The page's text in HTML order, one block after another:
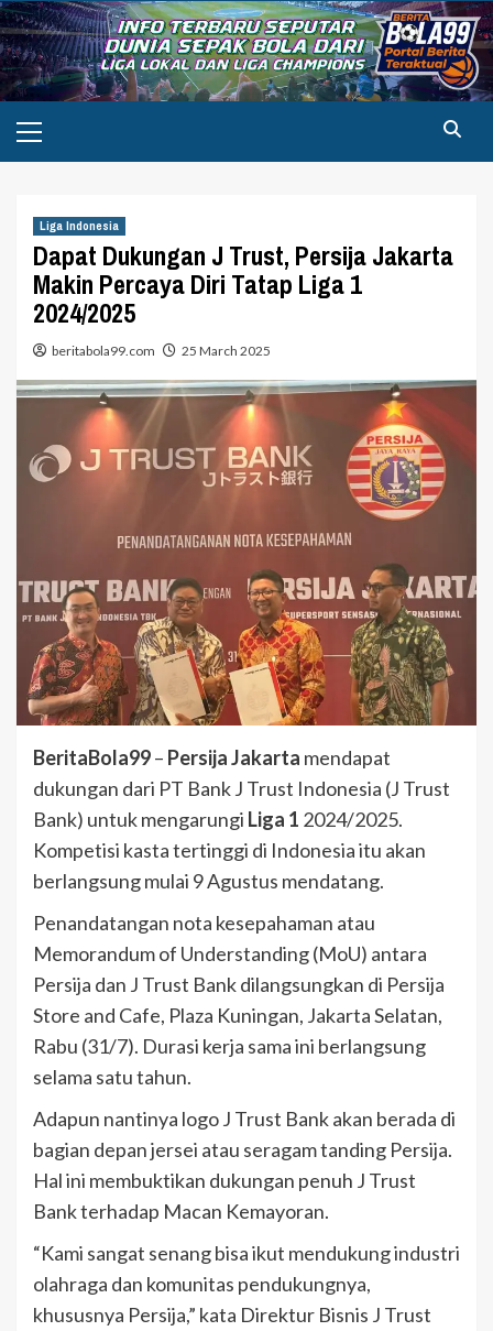
Skip
to
content
Menu
Liga Indonesia
Dapat Dukungan J Trust, Persija Jakarta
Makin Percaya Diri Tatap Liga 1
2024/2025
beritabola99.com 25 March 2025
BeritaBola99– Persija Jakarta mendapat
dukungan dari PT Bank J Trust Indonesia (J Trust
Bank) untuk mengarungi Liga 1 2024/2025.
Kompetisi kasta tertinggi di Indonesia itu akan
berlangsung mulai 9 Agustus mendatang.
Penandatangan nota kesepahaman atau
Memorandum of Understanding (MoU) antara
Persija dan J Trust Bank dilangsungkan di Persija
Store and Cafe, Plaza Kuningan, Jakarta Selatan,
Rabu (31/7). Durasi kerja sama ini berlangsung
selama satu tahun.
Adapun nantinya logo J Trust Bank akan berada di
bagian depan jersei atau seragam tanding Persija.
Hal ini membuktikan dukungan penuh J Trust
Bank terhadap Macan Kemayoran.
“Kami sangat senang bisa ikut mendukung industri
olahraga dan komunitas pendukungnya,
khususnya Persija,” kata Direktur Bisnis J Trust